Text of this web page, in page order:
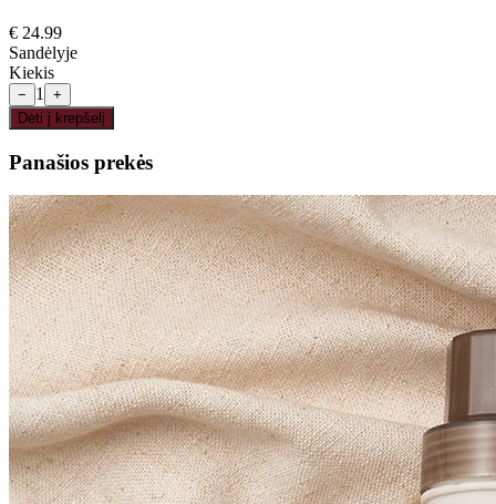
€ 24.99
Sandėlyje
Kiekis
− 1
+
Dėti į krepšelį
Panašios prekės